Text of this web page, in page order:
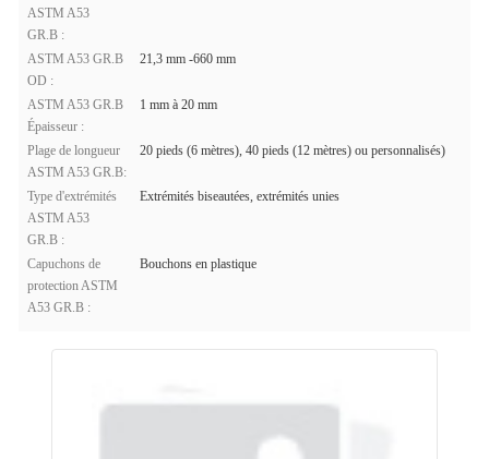
ASTM A53
GR.B :
ASTM A53 GR.B
OD :
21,3 mm -660 mm
ASTM A53 GR.B
Épaisseur :
1 mm à 20 mm
Plage de longueur
ASTM A53 GR.B:
20 pieds (6 mètres), 40 pieds (12 mètres) ou personnalisés)
Type d'extrémités
ASTM A53
GR.B :
Extrémités biseautées, extrémités unies
Capuchons de
protection ASTM
A53 GR.B :
Bouchons en plastique